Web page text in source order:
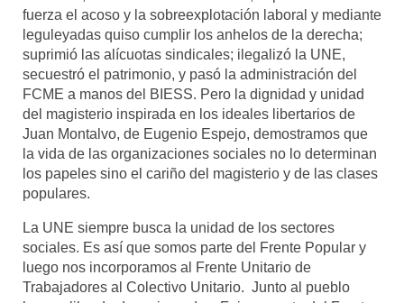
fuerza el acoso y la sobreexplotación laboral y mediante
leguleyadas quiso cumplir los anhelos de la derecha;
suprimió las alícuotas sindicales; ilegalizó la UNE,
secuestró el patrimonio, y pasó la administración del
FCME a manos del BIESS. Pero la dignidad y unidad
del magisterio inspirada en los ideales libertarios de
Juan Montalvo, de Eugenio Espejo, demostramos que
la vida de las organizaciones sociales no lo determinan
los papeles sino el cariño del magisterio y de las clases
populares.
La UNE siempre busca la unidad de los sectores
sociales. Es así que somos parte del Frente Popular y
luego nos incorporamos al Frente Unitario de
Trabajadores al Colectivo Unitario. Junto al pueblo